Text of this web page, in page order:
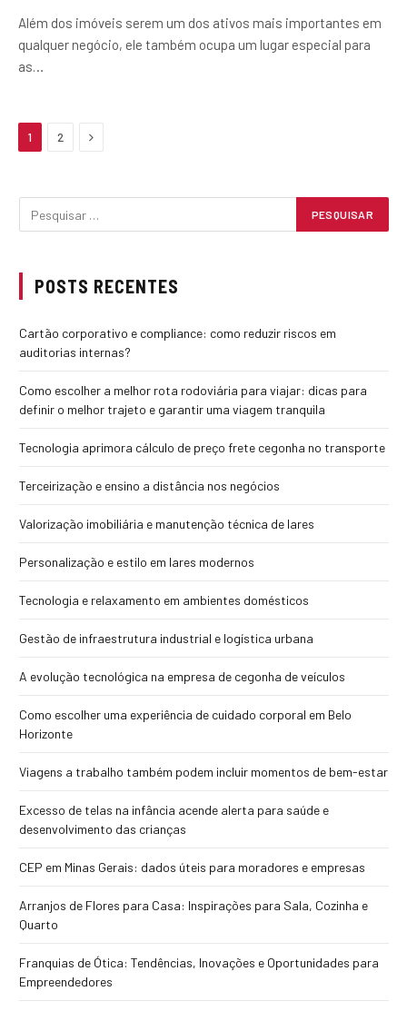
Além dos imóveis serem um dos ativos mais importantes em
qualquer negócio, ele também ocupa um lugar especial para
as…
1 2 Next
POSTS RECENTES
Cartão corporativo e compliance: como reduzir riscos em
auditorias internas?
Como escolher a melhor rota rodoviária para viajar: dicas para
definir o melhor trajeto e garantir uma viagem tranquila
Tecnologia aprimora cálculo de preço frete cegonha no transporte
Terceirização e ensino a distância nos negócios
Valorização imobiliária e manutenção técnica de lares
Personalização e estilo em lares modernos
Tecnologia e relaxamento em ambientes domésticos
Gestão de infraestrutura industrial e logística urbana
A evolução tecnológica na empresa de cegonha de veículos
Como escolher uma experiência de cuidado corporal em Belo
Horizonte
Viagens a trabalho também podem incluir momentos de bem-estar
Excesso de telas na infância acende alerta para saúde e
desenvolvimento das crianças
CEP em Minas Gerais: dados úteis para moradores e empresas
Arranjos de Flores para Casa: Inspirações para Sala, Cozinha e
Quarto
Franquias de Ótica: Tendências, Inovações e Oportunidades para
Empreendedores